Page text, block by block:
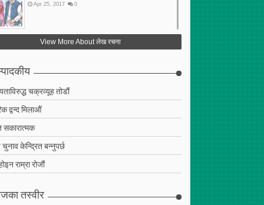
Apr 25 2017 0
फेरि अर्को गलत सहमति
View More About लेख रचना
चक्रव्यूह तोडौं
द्वन्द मिलाऔं
सकारात्मक
केन्द्रित बन्नुपर्छ
राम्रा रोजौं
तस्वीर